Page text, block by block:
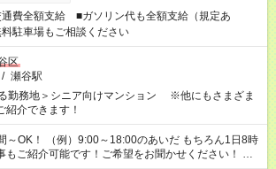
通費全額支給 ■ガソリン代も全額支給（規定あ
駐車場もご相談ください
区
/ 瀬谷駅
勤務地＞シニア向けマンション ※他にもさまざま
紹介できます！
～OK！ （例）9:00～18:00のあいだ もちろん1日8時
もご紹介可能です！ご希望をお聞かせください！ ★